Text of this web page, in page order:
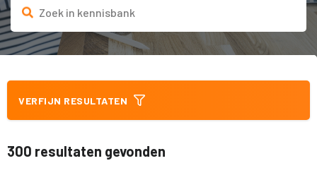
VERFIJN RESULTATEN
300 resultaten gevonden